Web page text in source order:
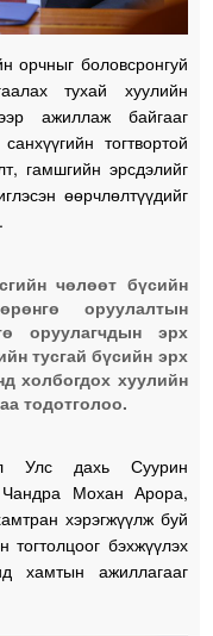
орчныг боловсронгуй
тухай хуулийн
ажиллаж байгааг
тогтвортой
гамшгийн эрсдэлийг
өөрчлөлтүүдийг
чөлөөт бүсийн
оруулалтын
оруулагчдын эрх
тусгай бүсийн эрх
холбогдох хуулийн
тодотголоо.
Улс дахь Суурин
Чандра Мохан Арора,
хэрэгжүүлж буй
тогтолцоог бэхжүүлэх
хамтын ажиллагааг